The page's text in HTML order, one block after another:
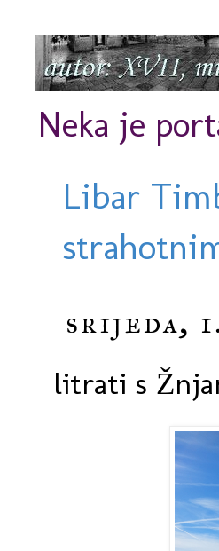
Neka je
Libar
srijeda,
litrati s